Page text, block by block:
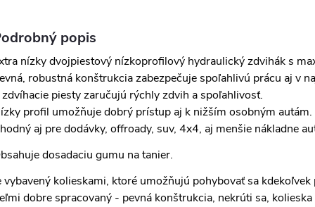
popis
nízky dvojpiestový nízkoprofilový hydraulický zdvihák s
robustná konštrukcia zabezpečuje spoľahlivú prácu aj v
piesty zaručujú rýchly zdvih a spoľahlivosť.
profil umožňuje dobrý prístup aj k nižším osobným autám.
aj pre dodávky, offroady, suv, 4x4, aj menšie nákladne
dosadaciu gumu na tanier.
vybavený kolieskami, ktoré umožňujú pohybovať sa
dobre spracovaný - pevná konštrukcia, nekrúti sa,